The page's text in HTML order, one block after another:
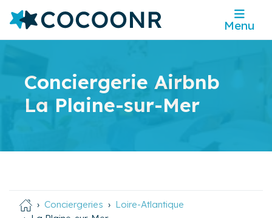
Menu
Conciergerie Airbnb
La Plaine-sur-Mer
Conciergeries
Loire-Atlantique